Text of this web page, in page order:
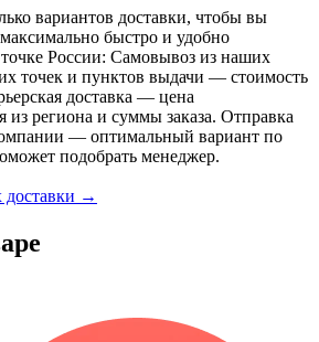
вариантов доставки, чтобы вы
быстро и удобно
России: Самовывоз из наших
точек и пунктов выдачи — стоимость
доставка — цена
из региона и суммы заказа. Отправка
— оптимальный вариант по
подобрать менеджер.
доставки →